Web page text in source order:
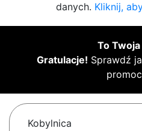
danych. Kliknij,
To
Gratulacje! Sprawdź
Kobylnica